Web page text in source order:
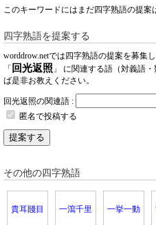
このキーワードにはまだ四字熟語の提案
四字熟語を提案する
worddrow.netでは四字熟語の提案を募集し
「 回光返照 」 に関連する語（対義語
ば是非お教えください。
回光返照の関連語 :
匿名で投稿する
提案する
その他の四字熟語
貴耳賤目 一瀉千里 一挙一動